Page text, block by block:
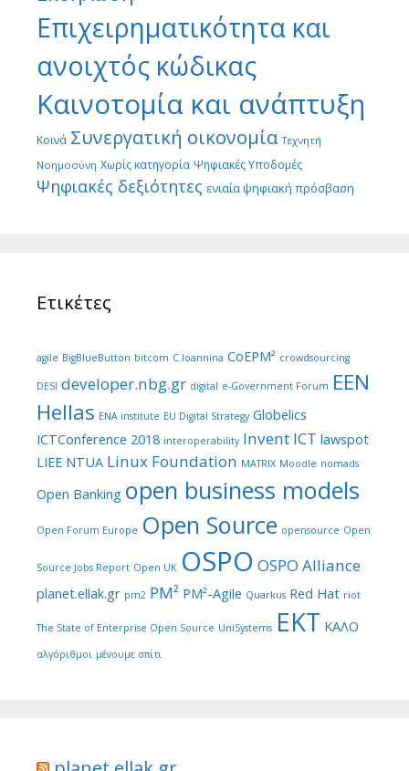
Επιχειρηματικότητα και
ανοιχτός κώδικας
Καινοτομία και ανάπτυξη
Κοινά Συνεργατική οικονομία Τεχνητή
Νοημοσύνη Χωρίς κατηγορία Ψηφιακές Υποδομές
Ψηφιακές δεξιότητες ενιαία ψηφιακή πρόσβαση
Ετικέτες
agile BigBlueButton bitcom C.Ioannina CoEPM² crowdsourcing
DESI developer.nbg.gr digital e-Government Forum EEN
Hellas ENA institute EU Digital Strategy Globelics
ICTConference 2018 interoperability Invent ICT lawspot
LIEE NTUA Linux Foundation MATRIX Moodle nomads
Open Banking open business models
Open Forum Europe Open Source opensource Open
Source Jobs Report Open UK OSPO OSPO Alliance
planet.ellak.gr pm2 PM² PM²-Agile Quarkus Red Hat riot
The State of Enterprise Open Source UniSystems ΕΚΤ ΚΑΛΟ
αλγόριθμοι μένουμε σπίτι